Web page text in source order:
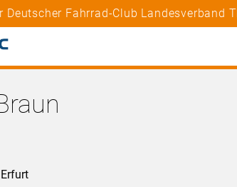
Deutscher Fahrrad-Club Landesverband